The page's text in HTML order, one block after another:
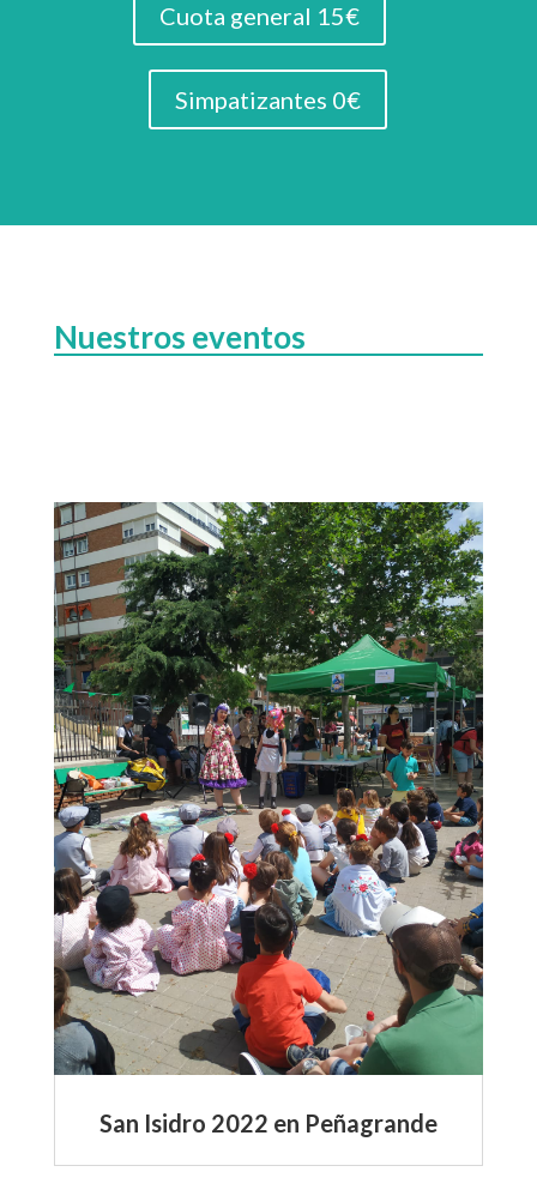
Cuota general 15€
Simpatizantes 0€
Nuestros eventos
San Isidro 2022 en Peñagrande